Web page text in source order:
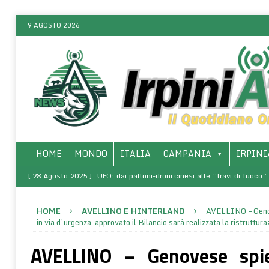
9 AGOSTO 2026
HOME MONDO ITALIA CAMPANIA
[ 28 Agosto 2025 ] UFO: dai palloni-droni cinesi alle “travi di
[ 8 Marzo 2025 ] SALERNO – Presso l’Arcidiocesi, la
[ 9 Agosto 2026 ]
La fake del “Metalupo”: tra bufale mediatiche,
HOME AVELLINO E HINTERLAND
AVELLINO –
in via d’urgenza, approvato il Bilancio sarà realizzata la
AVELLINO – Genovese